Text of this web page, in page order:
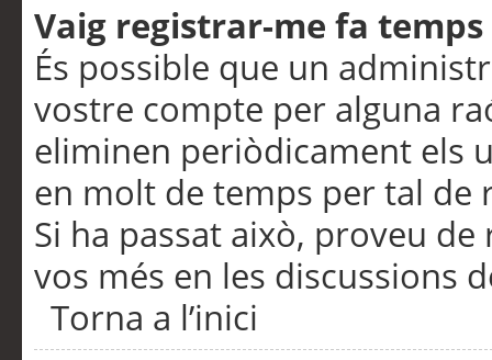
Vaig registrar-me fa
És possible que un
vostre compte per alguna
eliminen periòdicament els
en molt de temps per tal de
Si ha passat això, proveu
vos més en les discussions
Torna a l’inici